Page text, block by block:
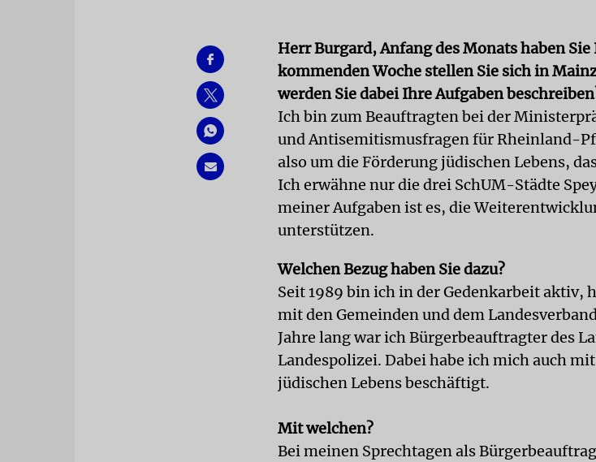
Herr Burgard, Anfang des Monats haben
kommenden Woche stellen Sie sich in
werden Sie dabei Ihre Aufgaben
Ich bin zum Beauftragten bei der
und Antisemitismusfragen für Rheinland-
also um die Förderung jüdischen Lebens,
Ich erwähne nur die drei SchUM-Städte
meiner Aufgaben ist es, die
unterstützen.
Welchen Bezug haben Sie dazu?
Seit 1989 bin ich in der Gedenkarbeit aktiv,
mit den Gemeinden und dem
Jahre lang war ich Bürgerbeauftragter des
Landespolizei. Dabei habe ich mich auch
jüdischen Lebens beschäftigt.
Mit welchen?
Bei meinen Sprechtagen als